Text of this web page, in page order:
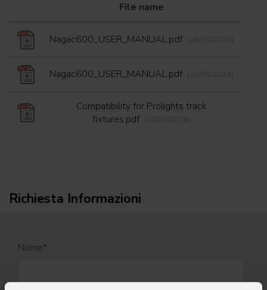
File name
Nagac600_USER_MANUAL.pdf (28/10/2020)
Nagac600_USER_MANUAL.pdf (20/05/2024)
Compatibility for Prolights track
fixtures.pdf (02/03/2026)
Richiesta Informazioni
Nome*